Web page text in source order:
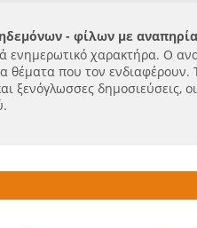
- φίλων με αναπηρία
ενημερωτικό χαρακτήρα. Ο
θέματα που τον ενδιαφέρουν.
ξενόγλωσσες δημοσιεύσεις,